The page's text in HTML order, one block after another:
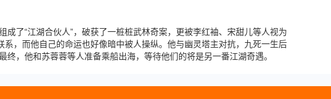
成了“江湖合伙人”，破获了一桩桩武林奇案，更被李红袖、宋甜儿等人视为
，而他自己的命运也好像暗中被人操纵。他与幽灵塔主对抗，九死一生后
，他和苏蓉蓉等人准备乘船出海，等待他们的将是另一番江湖奇遇。